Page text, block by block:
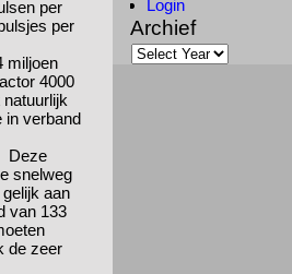
per
per
miljoen
4000
in verband
Deze
snelweg
aan
van 133
de zeer
Login
Archief